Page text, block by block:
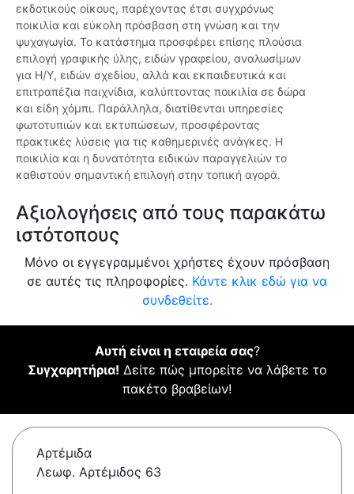
εκδοτικούς οίκους, παρέχοντας έτσι συγχρόνως
ποικιλία και εύκολη πρόσβαση στη γνώση και την
ψυχαγωγία. Το κατάστημα προσφέρει επίσης πλούσια
επιλογή γραφικής ύλης, ειδών γραφείου, αναλωσίμων
για Η/Υ, ειδών σχεδίου, αλλά και εκπαιδευτικά και
επιτραπέζια παιχνίδια, καλύπτοντας ποικιλία σε δώρα
και είδη χόμπι. Παράλληλα, διατίθενται υπηρεσίες
φωτοτυπιών και εκτυπώσεων, προσφέροντας
πρακτικές λύσεις για τις καθημερινές ανάγκες. Η
ποικιλία και η δυνατότητα ειδικών παραγγελιών το
καθιστούν σημαντική επιλογή στην τοπική αγορά.
Αξιολογήσεις από τους παρακάτω
ιστότοπους
Μόνο οι εγγεγραμμένοι χρήστες έχουν πρόσβαση
σε αυτές τις πληροφορίες. Κάντε κλικ εδώ για να
συνδεθείτε.
Αυτή είναι η εταιρεία σας?
Συγχαρητήρια! Δείτε πώς μπορείτε να λάβετε το
πακέτο βραβείων!
Αρτέμιδα
Λεωφ. Αρτέμιδος 63